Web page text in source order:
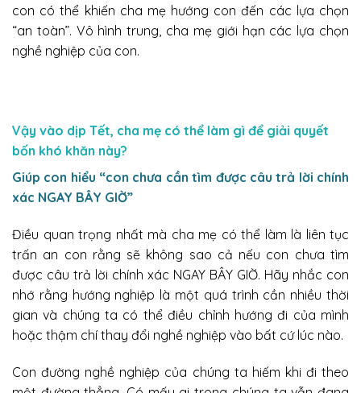
con có thể khiến cha mẹ hướng con đến các lựa chọn
“an toàn”. Vô hình trung, cha mẹ giới hạn các lựa chọn
nghề nghiệp của con.
Vậy vào dịp Tết, cha mẹ có thể làm gì để giải quyết
bốn khó khăn này?
Giúp con hiểu “con chưa cần tìm được câu trả lời chính
xác NGAY BÂY GIỜ”
Điều quan trọng nhất mà cha mẹ có thể làm là liên tục
trấn an con rằng sẽ không sao cả nếu con chưa tìm
được câu trả lời chính xác NGAY BÂY GIỜ. Hãy nhắc con
nhớ rằng hướng nghiệp là một quá trình cần nhiều thời
gian và chúng ta có thể điều chỉnh hướng đi của mình
hoặc thậm chí thay đổi nghề nghiệp vào bất cứ lúc nào.
Con đường nghề nghiệp của chúng ta hiếm khi đi theo